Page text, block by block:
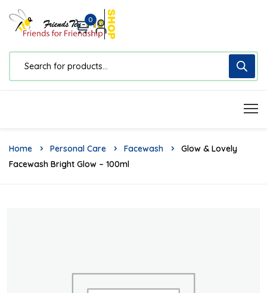
0
Home Personal Care Facewash
Glow & Lovely
Facewash Bright Glow – 100ml